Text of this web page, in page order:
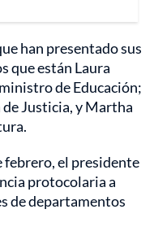
han presentado sus
que están Laura
de Educación;
Justicia, y Martha
febrero, el presidente
protocolaria a
de departamentos